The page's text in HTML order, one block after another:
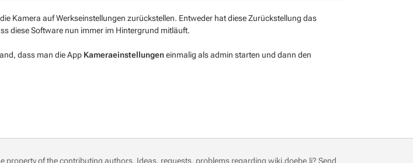
Kamera auf Werkseinstellungen zurückstellen. Entweder hat diese Zurückstellung das
diese Software nun immer im Hintergrund mitläuft.
dass man die App Kameraeinstellungeneinmalig als admin starten und dann den
property of the contributing authors. Ideas, requests, problems regarding wiki.doebe.li? Send